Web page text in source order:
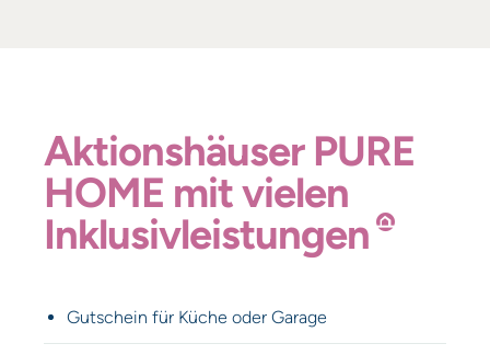
Aktionshäuser PURE
HOME mitvielen
Inklusivleistungen
Gutschein für Küche oder Garage